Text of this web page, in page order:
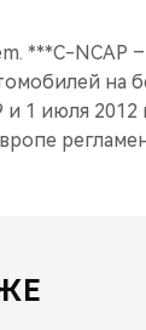
***C-NCAP –
на
1 июля 2012